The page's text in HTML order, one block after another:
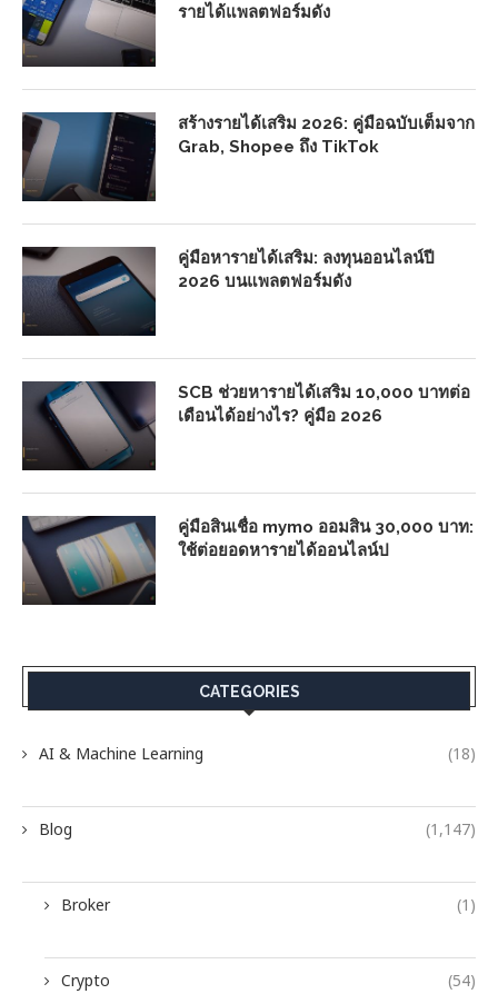
รายได้แพลตฟอร์มดัง
สร้างรายได้เสริม 2026: คู่มือฉบับเต็มจาก
Grab, Shopee ถึง TikTok
คู่มือหารายได้เสริม: ลงทุนออนไลน์ปี
2026 บนแพลตฟอร์มดัง
SCB ช่วยหารายได้เสริม 10,000 บาทต่อ
เดือนได้อย่างไร? คู่มือ 2026
คู่มือสินเชื่อ mymo ออมสิน 30,000 บาท:
ใช้ต่อยอดหารายได้ออนไลน์ป
CATEGORIES
AI & Machine Learning (18)
Blog (1,147)
Broker (1)
Crypto (54)